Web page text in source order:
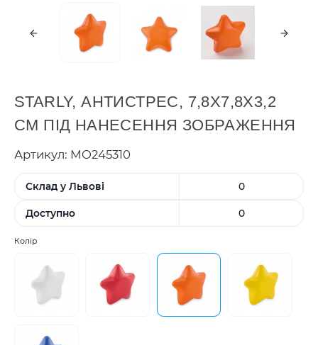
STARLY, АНТИСТРЕС, 7,8X7,8X3,2
СМ ПІД НАНЕСЕННЯ ЗОБРАЖЕННЯ
Артикул: MO245310
Склад у Львові 0
Доступно 0
Колір